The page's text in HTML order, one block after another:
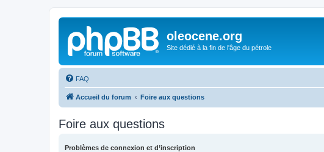
oleocene.org
Site dédié à la fin de l'âge du pétrole
FAQ
Accueil du forum Foire aux questions
Foire aux questions
Problèmes de connexion et d’inscription